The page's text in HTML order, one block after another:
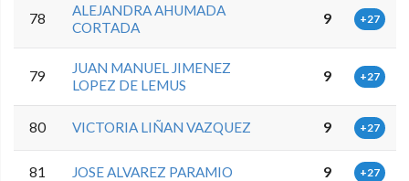
78
ALEJANDRA AHUMADA
CORTADA
9 +27
79
JUAN MANUEL JIMENEZ
LOPEZ DE LEMUS
9 +27
80 VICTORIA LIÑAN VAZQUEZ 9 +27
81 JOSE ALVAREZ PARAMIO 9 +27